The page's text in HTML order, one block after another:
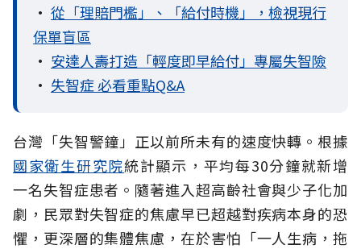
• 從「理賠門檻」、「給付時機」，檢視現行
保單盲區
• 安達人壽打造「輕度即早給付」專屬失智險
• 失智症 必看重點Q&A
台灣「失智警鐘」正以前所未有的速度快轉。根據
國家衛生研究院統計顯示，平均每30分鐘就新增
一名失智症患者。隨著進入超高齡社會與少子化加
劇，民眾對失智症的焦慮早已超越對疾病本身的恐
懼，更深層的集體焦慮，在於害怕「一人生病，拖